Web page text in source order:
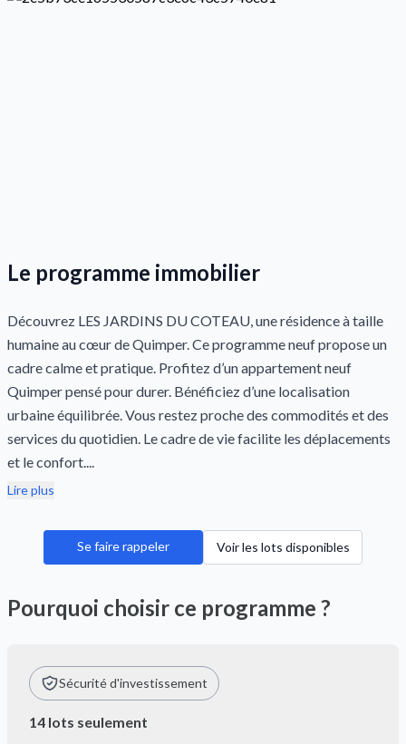
Le programme immobilier
Découvrez LES JARDINS DU COTEAU, une résidence à taille
humaine au cœur de Quimper. Ce programme neuf propose un
cadre calme et pratique. Profitez d’un appartement neuf
Quimper pensé pour durer. Bénéficiez d’une localisation
urbaine équilibrée. Vous restez proche des commodités et des
services du quotidien. Le cadre de vie facilite les déplacements
et le confort....
Lire plus
Se faire rappeler Voir les lots disponibles
Pourquoi choisir ce programme ?
Sécurité d'investissement
14 lots seulement